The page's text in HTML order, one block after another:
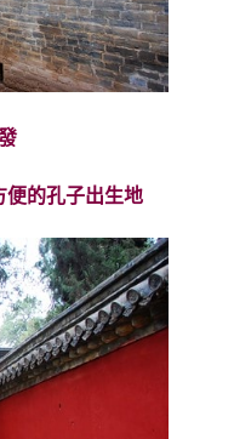
便的孔子出生地